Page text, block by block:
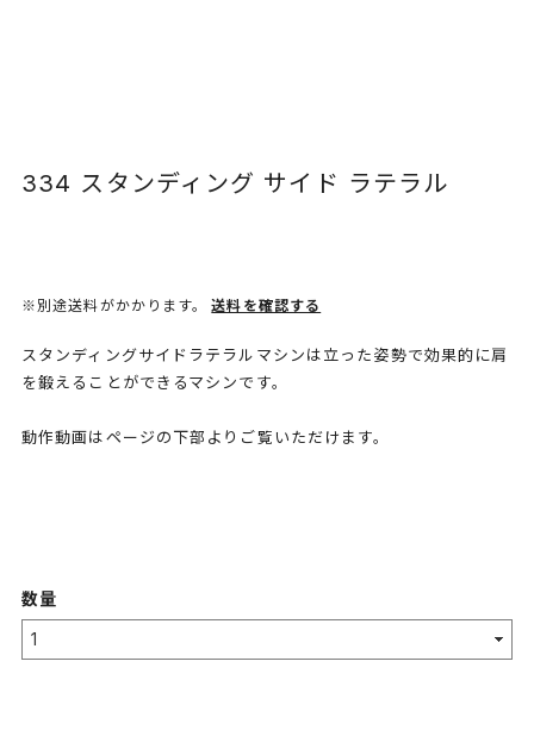
334 スタンディング サイド ラテラル
※別途送料がかかります。 送料を確認する
スタンディングサイドラテラルマシンは立った姿勢で効果的に肩
を鍛えることができるマシンです。
動作動画はページの下部よりご覧いただけます。
数量